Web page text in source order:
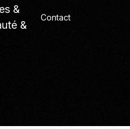
&
&
Contact